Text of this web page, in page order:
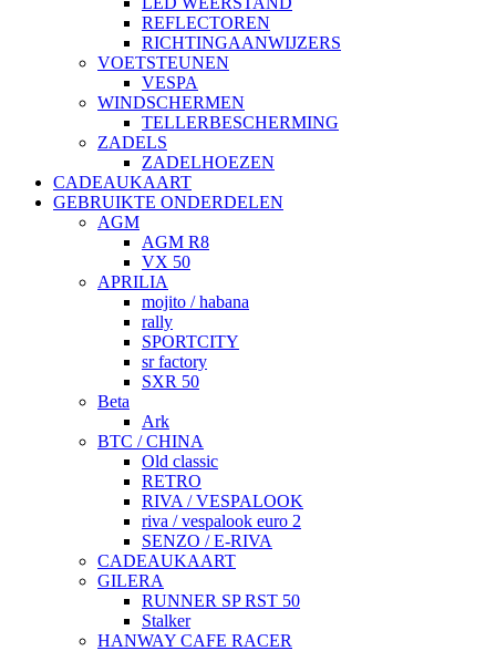
REFLECTOREN
RICHTINGAANWIJZERS
VOETSTEUNEN
VESPA
WINDSCHERMEN
TELLERBESCHERMING
ZADELS
ZADELHOEZEN
CADEAUKAART
GEBRUIKTE ONDERDELEN
AGM
AGM R8
VX 50
APRILIA
mojito / habana
rally
SPORTCITY
sr factory
SXR 50
Beta
Ark
BTC / CHINA
Old classic
RETRO
RIVA / VESPALOOK
riva / vespalook euro 2
SENZO / E-RIVA
CADEAUKAART
GILERA
RUNNER SP RST 50
Stalker
HANWAY CAFE RACER